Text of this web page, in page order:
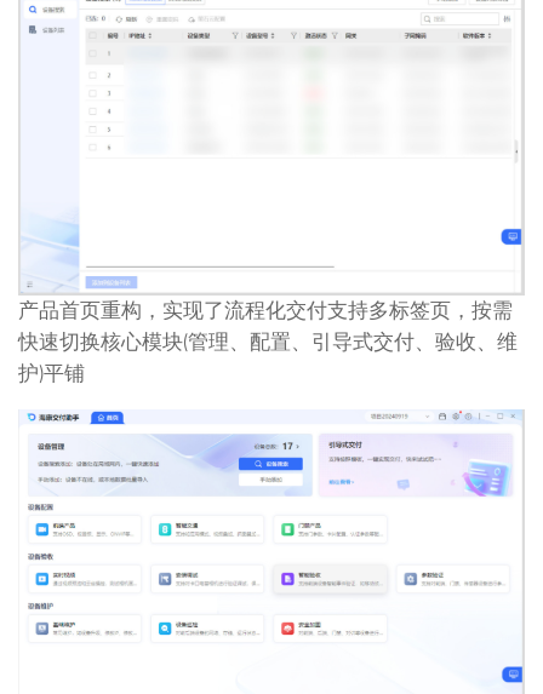
产品首页重构，实现了流程化交付支持多标签页，按需
快速切换核心模块(管理、配置、引导式交付、验收、维
护)平铺